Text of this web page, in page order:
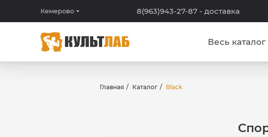
Кемерово 8(963)943-27-87 - доставка
Весь каталог
Главная Каталог Black